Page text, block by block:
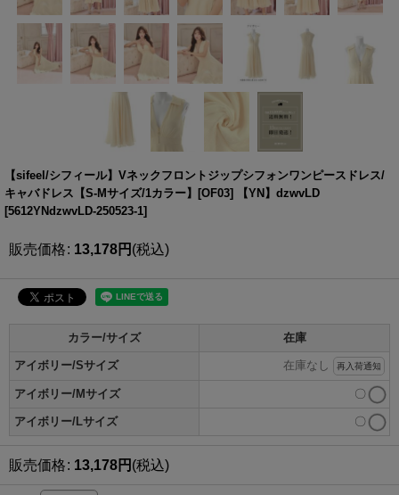
【sifeel/シフィール】Vネックフロントジップシフォンワンピースドレス/
キャバドレス【S-Mサイズ/1カラー】[OF03] 【YN】dzwvLD
[5612YNdzwvLD-250523-1]
販売価格: 13,178円 (税込)
カラー/サイズ 在庫
アイボリー/Sサイズ 在庫なし 再入荷通知
アイボリー/Mサイズ 〇
アイボリー/Lサイズ 〇
販売価格: 13,178円 (税込)